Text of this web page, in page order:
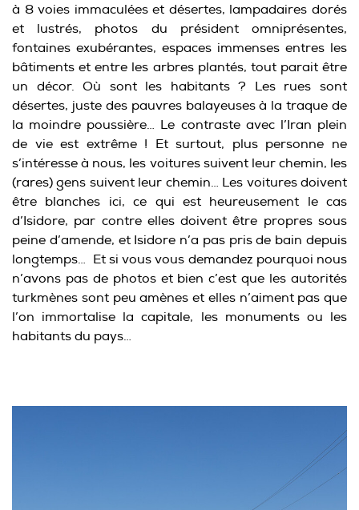
à 8 voies immaculées et désertes, lampadaires dorés
et lustrés, photos du président omniprésentes,
fontaines exubérantes, espaces immenses entres les
bâtiments et entre les arbres plantés, tout parait être
un décor. Où sont les habitants ? Les rues sont
désertes, juste des pauvres balayeuses à la traque de
la moindre poussière… Le contraste avec l’Iran plein
de vie est extrême ! Et surtout, plus personne ne
s’intéresse à nous, les voitures suivent leur chemin, les
(rares) gens suivent leur chemin… Les voitures doivent
être blanches ici, ce qui est heureusement le cas
d’Isidore, par contre elles doivent être propres sous
peine d’amende, et Isidore n’a pas pris de bain depuis
longtemps… Et si vous vous demandez pourquoi nous
n’avons pas de photos et bien c’est que les autorités
turkmènes sont peu amènes et elles n’aiment pas que
l’on immortalise la capitale, les monuments ou les
habitants du pays…